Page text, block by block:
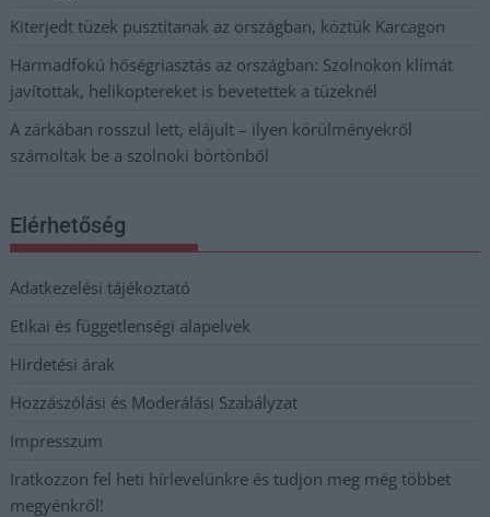
Kiterjedt tüzek pusztítanak az országban, köztük Karcagon
Harmadfokú hőségriasztás az országban: Szolnokon klímát
javítottak, helikoptereket is bevetettek a tüzeknél
A zárkában rosszul lett, elájult – ilyen körülményekről
számoltak be a szolnoki börtönből
Elérhetőség
Adatkezelési tájékoztató
Etikai és függetlenségi alapelvek
Hirdetési árak
Hozzászólási és Moderálási Szabályzat
Impresszum
Iratkozzon fel heti hírlevelünkre és tudjon meg még többet
megyénkről!